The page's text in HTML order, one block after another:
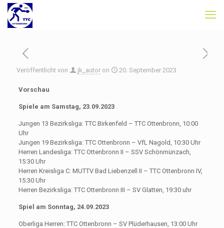
Veröffentlicht von jk_autor on 20. September 2023
Vorschau
Spiele am Samstag, 23.09.2023
Jungen 13 Bezirksliga: TTC Birkenfeld – TTC Ottenbronn, 10:00
Uhr
Jungen 19 Bezirksliga: TTC Ottenbronn – VfL Nagold, 10:30 Uhr
Herren Landesliga: TTC Ottenbronn II – SSV Schönmünzach,
15:30 Uhr
Herren Kreisliga C: MUTTV Bad Liebenzell II – TTC Ottenbronn IV,
15:30 Uhr
Herren Bezirksliga: TTC Ottenbronn III – SV Glatten, 19:30 uhr
Spiel am Sonntag, 24.09.2023
Oberliga Herren: TTC Ottenbronn – SV Plüderhausen, 13:00 Uhr